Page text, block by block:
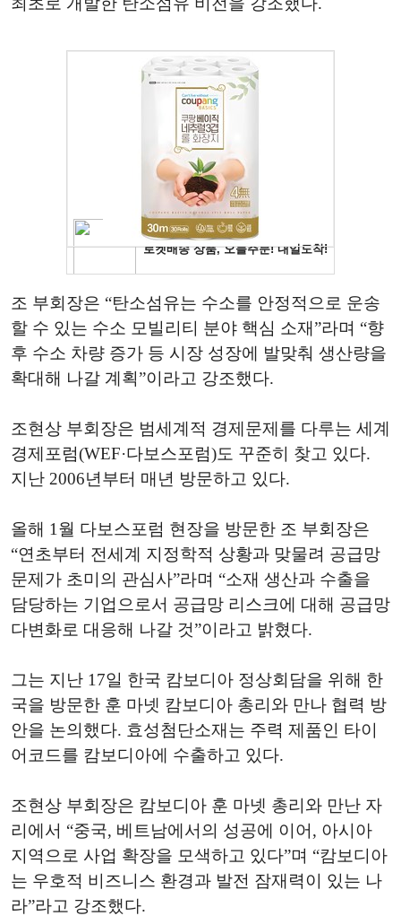
조 부회장은 “탄소섬유는 수소를 안정적으로 운송
할 수 있는 수소 모빌리티 분야 핵심 소재”라며 “향
후 수소 차량 증가 등 시장 성장에 발맞춰 생산량을
확대해 나갈 계획”이라고 강조했다.
조현상 부회장은 범세계적 경제문제를 다루는 세계
경제포럼(WEF·다보스포럼)도 꾸준히 찾고 있다.
지난 2006년부터 매년 방문하고 있다.
올해 1월 다보스포럼 현장을 방문한 조 부회장은
“연초부터 전세계 지정학적 상황과 맞물려 공급망
문제가 초미의 관심사”라며 “소재 생산과 수출을
담당하는 기업으로서 공급망 리스크에 대해 공급망
다변화로 대응해 나갈 것”이라고 밝혔다.
그는 지난 17일 한국 캄보디아 정상회담을 위해 한
국을 방문한 훈 마넷 캄보디아 총리와 만나 협력 방
안을 논의했다. 효성첨단소재는 주력 제품인 타이
어코드를 캄보디아에 수출하고 있다.
조현상 부회장은 캄보디아 훈 마넷 총리와 만난 자
리에서 “중국, 베트남에서의 성공에 이어, 아시아
지역으로 사업 확장을 모색하고 있다”며 “캄보디아
는 우호적 비즈니스 환경과 발전 잠재력이 있는 나
라”라고 강조했다.